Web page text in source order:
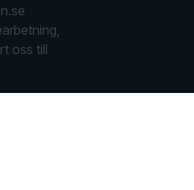
oss till